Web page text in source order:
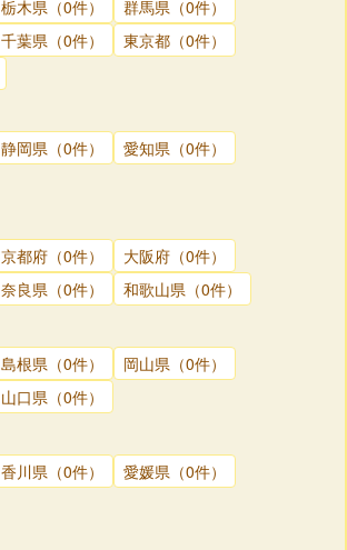
栃木県（0件）
群馬県（0件）
千葉県（0件）
東京都（0件）
静岡県（0件）
愛知県（0件）
京都府（0件）
大阪府（0件）
奈良県（0件）
和歌山県（0件）
島根県（0件）
岡山県（0件）
山口県（0件）
香川県（0件）
愛媛県（0件）